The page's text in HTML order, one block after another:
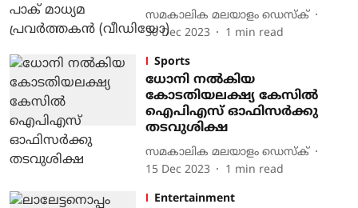
സമകാലിക മലയാളം ഡെസ്ക്
30 Dec 2023
1 min read
Sports
ധോനി നല്‍കിയ
കോടതിയലക്ഷ്യ കേസില്‍
ഐപിഎസ് ഓഫിസര്‍ക്കു
തടവുശിക്ഷ
സമകാലിക മലയാളം ഡെസ്ക്
15 Dec 2023
1 min read
Entertainment